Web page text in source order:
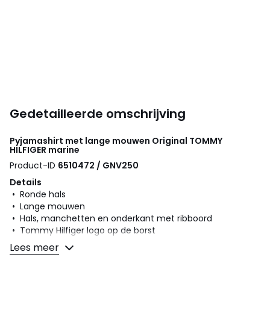
Gedetailleerde omschrijving
Pyjamashirt met lange mouwen Original TOMMY
HILFIGER marine
Product-ID 6510472 / GNV250
Details
• Ronde hals
• Lange mouwen
• Hals, manchetten en onderkant met ribboord
• Tommy Hilfiger logo op de borst
Samenstelling en onderhoud
Lees meer